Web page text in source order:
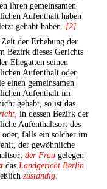
ihren gemeinsamen
Aufenthalt haben
gehabt haben. [2]
der Erhebung der
Bezirk dieses Gerichts
Ehegatten seinen
Aufenthalt oder
einen gemeinsamen
Aufenthalt im
gehabt, so ist das
in dessen Bezirk der
Aufenthaltsort des
oder, falls ein solcher im
der gewöhnliche
der Frau gelegen
das Landgericht Berlin
zuständig.